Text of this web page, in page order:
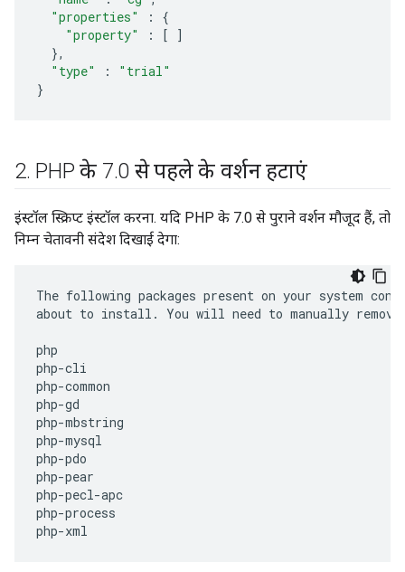
"properties"
:
{
"property"
: [
]
},
"type"
:
"trial"
}
2. PHP के 7.0 से पहले के वर्शन हटाएं
इंस्टॉल स्क्रिप्ट इंस्टॉल करना. यदि PHP के 7.0 से पुराने वर्शन मौजूद हैं, तो
निम्न चेतावनी संदेश दिखाई देगा:
The following packages present on your system
about to install . You will need to manually remove
php
php-cli
php-common
php-gd
php-mbstring
php-mysql
php-pdo
php-pear
php-pecl-apc
php-process
php-xml